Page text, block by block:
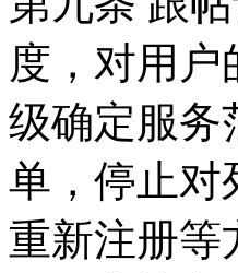
度，对用
级确定服务
单，停止对
重新注册等